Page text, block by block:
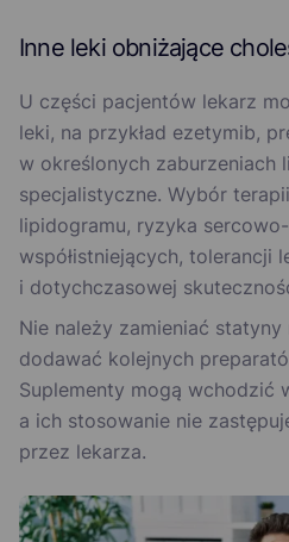
Inne leki obniżające
U części pacjentów lekarz
leki, na przykład ezetymib,
w określonych zaburzeniach
specjalistyczne. Wybór
lipidogramu, ryzyka
współistniejących, tolerancji
i dotychczasowej
Nie należy zamieniać statyny
dodawać kolejnych
Suplementy mogą wchodzić
a ich stosowanie nie
przez lekarza.